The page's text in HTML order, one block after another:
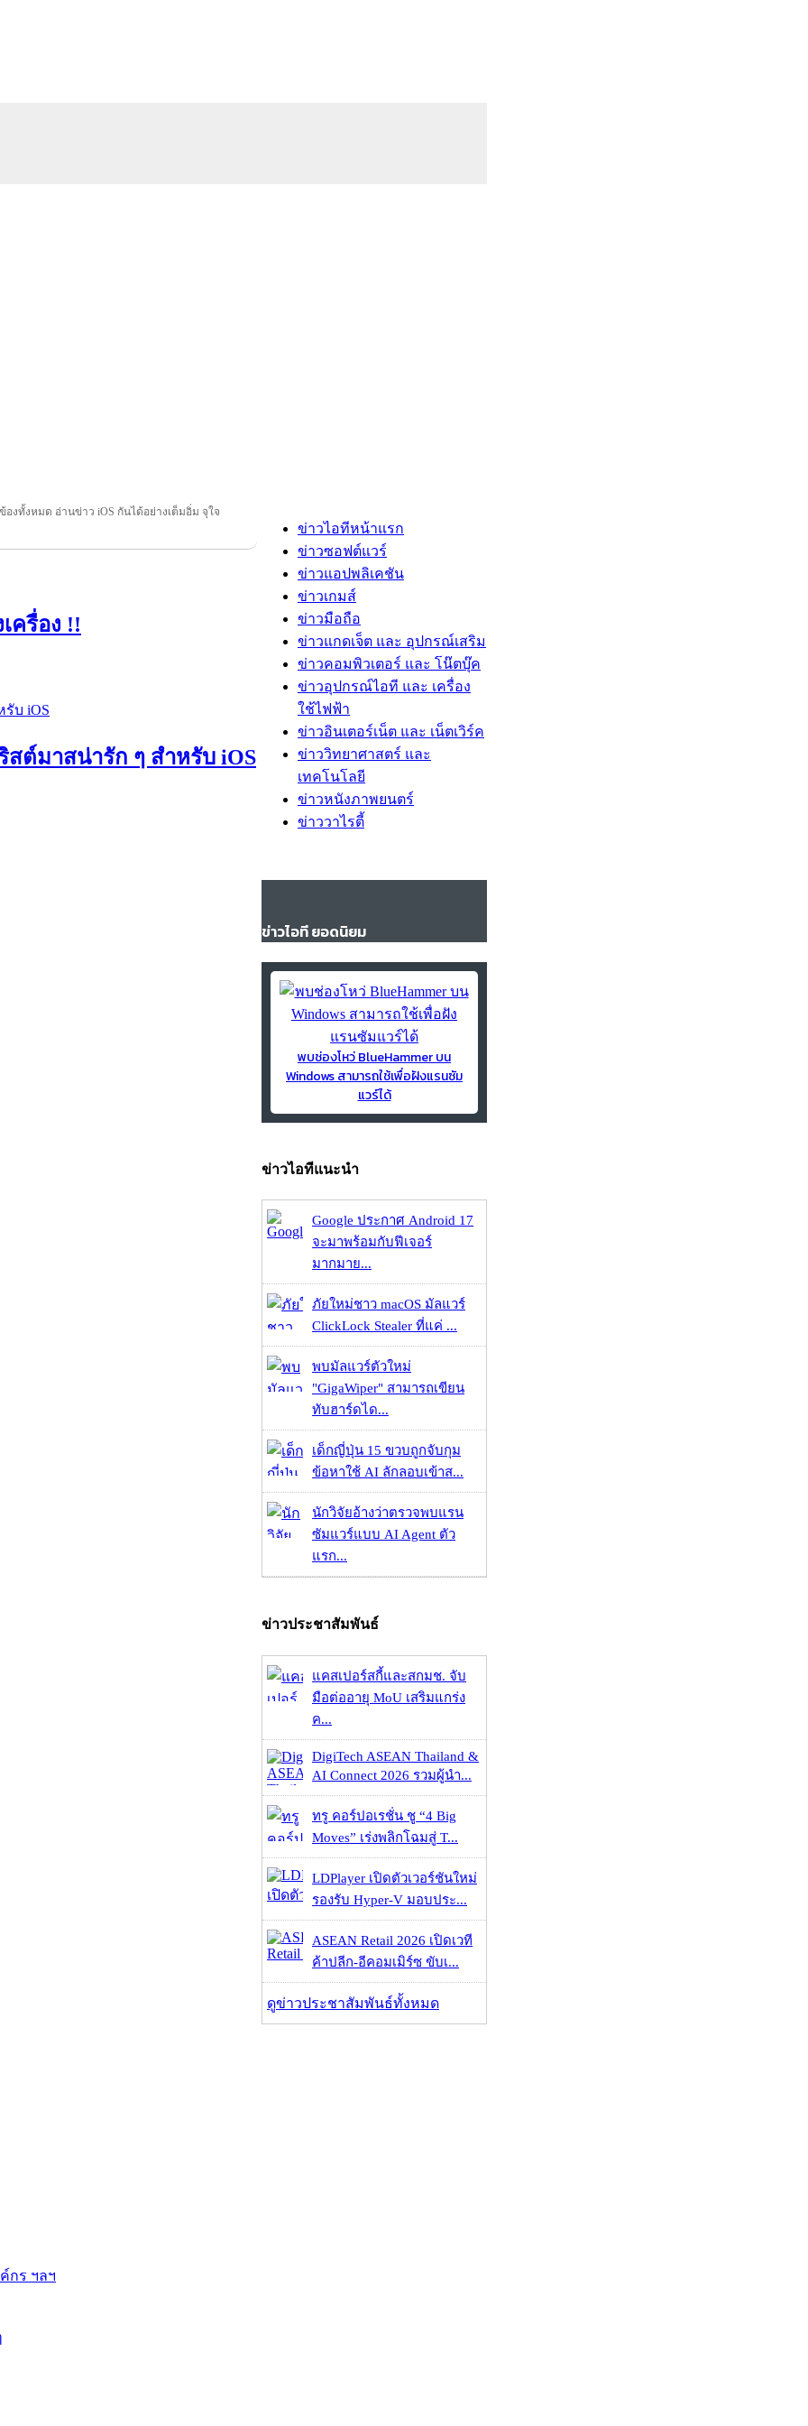
องทั้งหมด อ่านข่าว iOS กันได้อย่างเต็มอิ่ม จุใจ
ครื่อง !!
สต์มาสน่ารัก ๆ สำหรับ iOS
ข่าวไอทีหน้าแรก
ข่าวซอฟต์แวร์
ข่าวแอปพลิเคชัน
ข่าวเกมส์
ข่าวมือถือ
ข่าวแกดเจ็ต และ อุปกรณ์เสริม
ข่าวคอมพิวเตอร์ และ โน๊ตบุ๊ค
ข่าวอุปกรณ์ไอที และ เครื่อง
ใช้ไฟฟ้า
ข่าวอินเตอร์เน็ต และ เน็ตเวิร์ค
ข่าววิทยาศาสตร์ และ
เทคโนโลยี
ข่าวหนังภาพยนตร์
ข่าววาไรตี้
ข่าวไอที ยอดนิยม
พบช่องโหว่ BlueHammer บน
Windows สามารถใช้เพื่อฝังแรนซัม
แวร์ได้
ข่าวไอทีแนะนำ
Google ประกาศ Android 17
จะมาพร้อมกับฟีเจอร์
มากมาย...
ภัยใหม่ชาว macOS มัลแวร์
ClickLock Stealer ที่แค่ ...
พบมัลแวร์ตัวใหม่
"GigaWiper" สามารถเขียน
ทับฮาร์ดได...
เด็กญี่ปุ่น 15 ขวบถูกจับกุม
ข้อหาใช้ AI ลักลอบเข้าส...
นักวิจัยอ้างว่าตรวจพบแรน
ซัมแวร์แบบ AI Agent ตัว
แรก...
ข่าวประชาสัมพันธ์
แคสเปอร์สกี้และสกมช. จับ
มือต่ออายุ MoU เสริมแกร่ง
ค...
DigiTech ASEAN Thailand &
AI Connect 2026 รวมผู้นำ...
ทรู คอร์ปอเรชั่น ชู “4 Big
Moves” เร่งพลิกโฉมสู่ T...
LDPlayer เปิดตัวเวอร์ชันใหม่
รองรับ Hyper-V มอบประ...
ASEAN Retail 2026 เปิดเวที
ค้าปลีก-อีคอมเมิร์ซ ขับเ...
ดูข่าวประชาสัมพันธ์ทั้งหมด